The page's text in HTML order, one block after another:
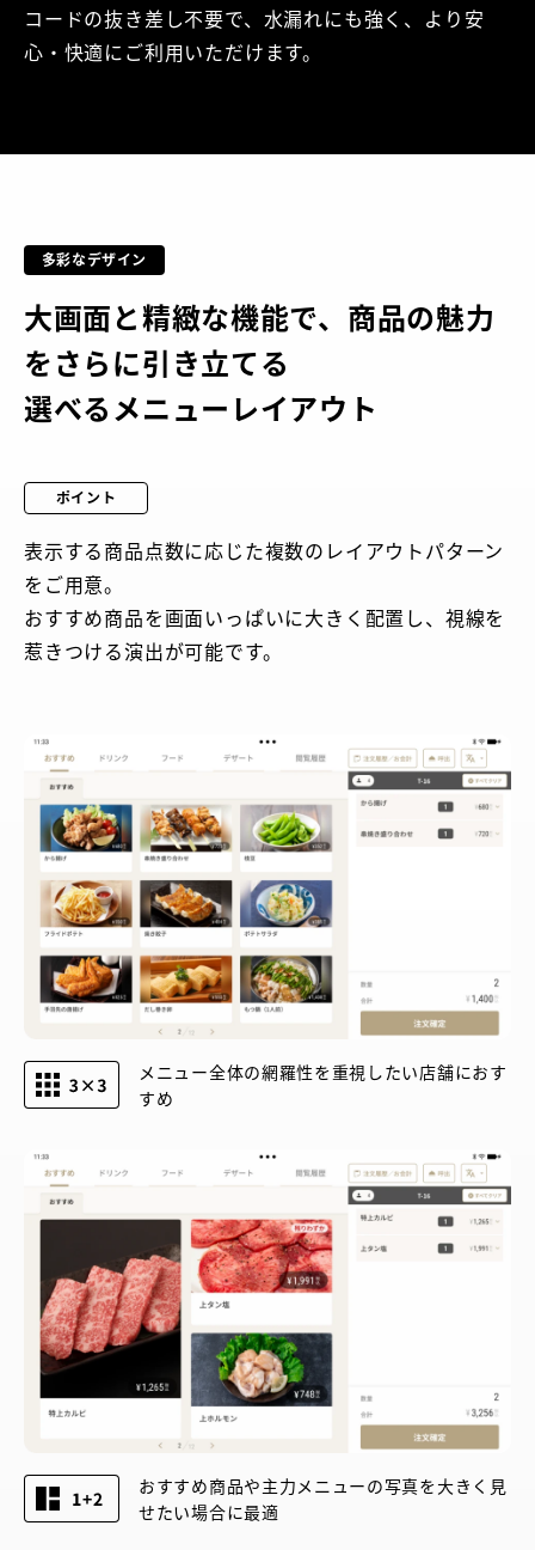
コードの抜き差し不要で、水漏れにも強く、より安
心・快適にご利用いただけます。
多彩なデザイン
大画面と精緻な機能で、商品の魅力
をさらに引き立てる
選べるメニューレイアウト
ポイント
表示する商品点数に応じた複数のレイアウトパターン
をご用意。
おすすめ商品を画面いっぱいに大きく配置し、視線を
惹きつける演出が可能です。
メニュー全体の網羅性を重視したい店舗におす
すめ
おすすめ商品や主力メニューの写真を大きく見
せたい場合に最適